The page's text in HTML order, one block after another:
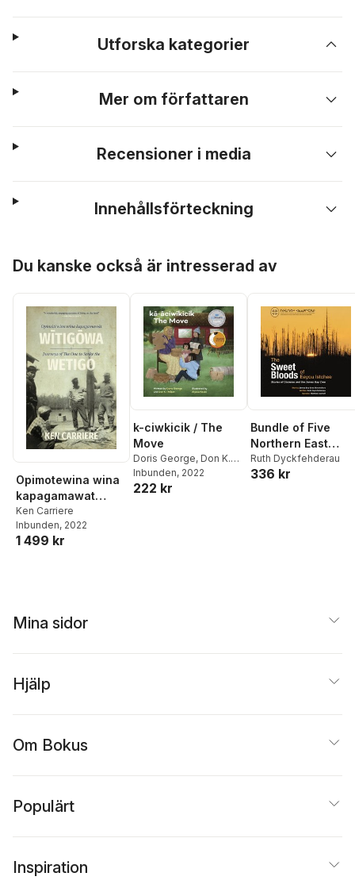
Utforska kategorier
Mer om författaren
Recensioner i media
Innehållsförteckning
Du kanske också är intresserad av
Opimotewina wina
kapagamawat
Witigowa /
Journeys of The
One to Strike the
Ken Carriere
Inbunden, 2022
1 499 kr
k-ciwkicik / The
Move
Doris George, Don K.
Philpot
Inbunden, 2022
222 kr
Bundle of Five
Northern East
Cree/Southern
Cree/French/
Ruth Dyckfehderau
336 kr
Mina sidor
Hjälp
Om Bokus
Populärt
Inspiration